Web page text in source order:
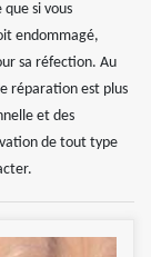
si vous
endommagé,
sa réfection. Au
réparation est plus
et des
de tout type